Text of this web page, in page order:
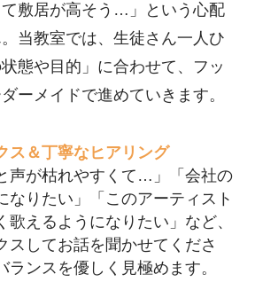
敷居が高そう…」という心配
当教室では、生徒さん一人ひ
態や目的」に合わせて、フッ
ーメイドで進めていきます。
ス＆丁寧なヒアリング
声が枯れやすくて…」「会社の
なりたい」「このアーティスト
歌えるようになりたい」など、
スしてお話を聞かせてくださ
ランスを優しく見極めます。